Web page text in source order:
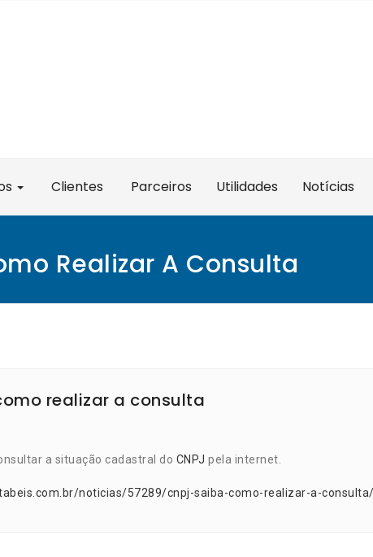
Clientes Parceiros Utilidades Notícias
Realizar A Consulta
realizar a consulta
a situação cadastral do CNPJ pela internet.
noticias/57289/cnpj-saiba-como-realizar-a-consulta/